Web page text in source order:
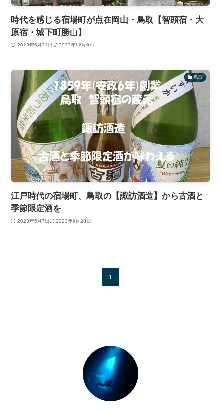
時代を感じる宿場町が点在岡山・鳥取【智頭宿・大
原宿・城下町勝山】
2023年5月21日 2023年12月9日
鳥取
江戸時代の宿場町、鳥取の【諏訪酒造】から古酒と
季節限定酒を
2023年5月7日 2023年6月28日
1